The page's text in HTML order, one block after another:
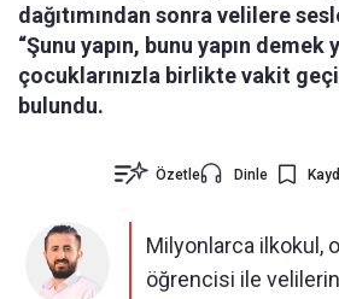
dağıtımından sonra velilere
“Şunu yapın, bunu yapın demek
çocuklarınızla birlikte vakit
bulundu.
Özetle Dinle
Milyonlarca ilkokul,
öğrencisi ile